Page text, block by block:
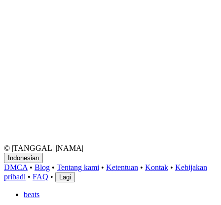
© |TANGGAL| |NAMA|
Indonesian
DMCA • Blog • Tentang kami • Ketentuan • Kontak • Kebijakan
pribadi • FAQ • Lagi
beats